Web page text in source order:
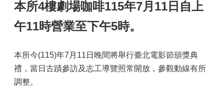
本所4樓劇場咖啡115年7月11日自上
午11時營業至下午5時。
本所今(115)年7月11日晚間將舉行臺北電影節頒獎典
禮，當日古蹟參訪及志工導覽照常開放，參觀動線有所
調整。